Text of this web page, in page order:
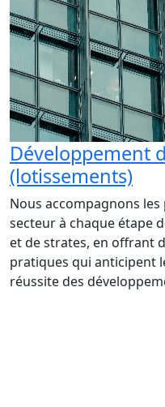
Développement
(lotissements)
Nous accompagnons
secteur à chaque étape
et de strates, en offrant
pratiques qui anticipent
réussite des